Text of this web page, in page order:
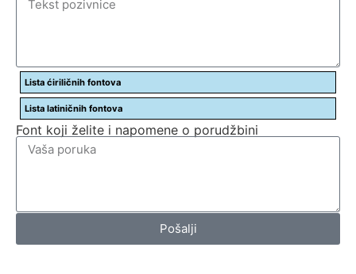
Lista ćiriličnih fontova
Lista latiničnih fontova
Font koji želite i napomene o porudžbini
Pošalji